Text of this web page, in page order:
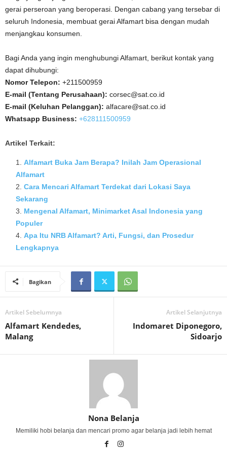
gerai perseroan yang beroperasi. Dengan cabang yang tersebar di
seluruh Indonesia, membuat gerai Alfamart bisa dengan mudah
menjangkau konsumen.
Bagi Anda yang ingin menghubungi Alfamart, berikut kontak yang
dapat dihubungi:
Nomor Telepon: +211500959
E-mail (Tentang Perusahaan): corsec@sat.co.id
E-mail (Keluhan Pelanggan): alfacare@sat.co.id
Whatsapp Business: +628111500959
Artikel Terkait:
Alfamart Buka Jam Berapa? Inilah Jam Operasional
Alfamart
Cara Mencari Alfamart Terdekat dari Lokasi Saya
Sekarang
Mengenal Alfamart, Minimarket Asal Indonesia yang
Populer
Apa Itu NRB Alfamart? Arti, Fungsi, dan Prosedur
Lengkapnya
Bagikan
Artikel Sebelumnya
Alfamart Kendedes,
Malang
Artikel Selanjutnya
Indomaret Diponegoro,
Sidoarjo
Nona Belanja
Memiliki hobi belanja dan mencari promo agar belanja jadi lebih hemat